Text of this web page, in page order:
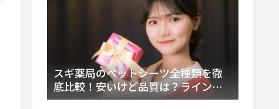
スギ薬局のペットシーツ全種類を徹
底比較！安いけど品質は？ラインナ
ップと販売店（Amazon・楽天含む）